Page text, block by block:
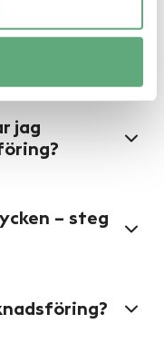
jag
– steg